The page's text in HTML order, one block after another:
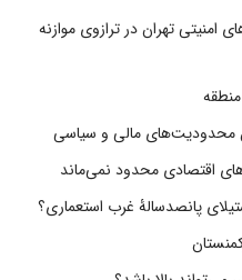
امنیتی تهران در ترازوی موازنه
محدودیت‌های مالی و سیاسی
اقتصادی محدود نمی‌ماند
پانصدسالۀ غرب استعماری؟